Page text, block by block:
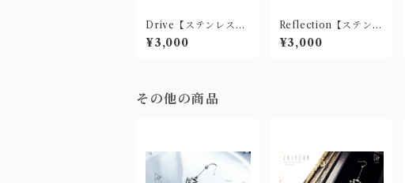
Drive【ステンレス製
ピアス(樹脂ノンホー
ル有)】
¥3,000
Reflection【ステンレ
ス製ピアス(樹脂ノン
ホール有)】
¥3,000
その他の商品